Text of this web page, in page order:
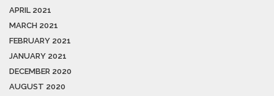
APRIL 2021
MARCH 2021
FEBRUARY 2021
JANUARY 2021
DECEMBER 2020
AUGUST 2020